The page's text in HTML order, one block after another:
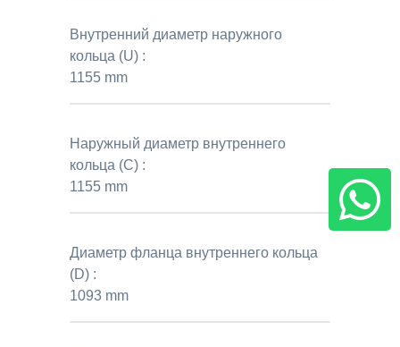
Внутренний диаметр наружного
кольца (U) :
1155 mm
Наружный диаметр внутреннего
кольца (C) :
1155 mm
Диаметр фланца внутреннего кольца
(D) :
1093 mm